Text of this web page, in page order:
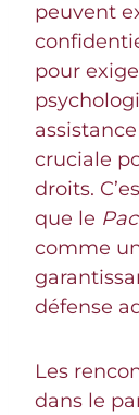
peuvent
pour
cruciale
droits.
que le
comme
défense
Les
dans le